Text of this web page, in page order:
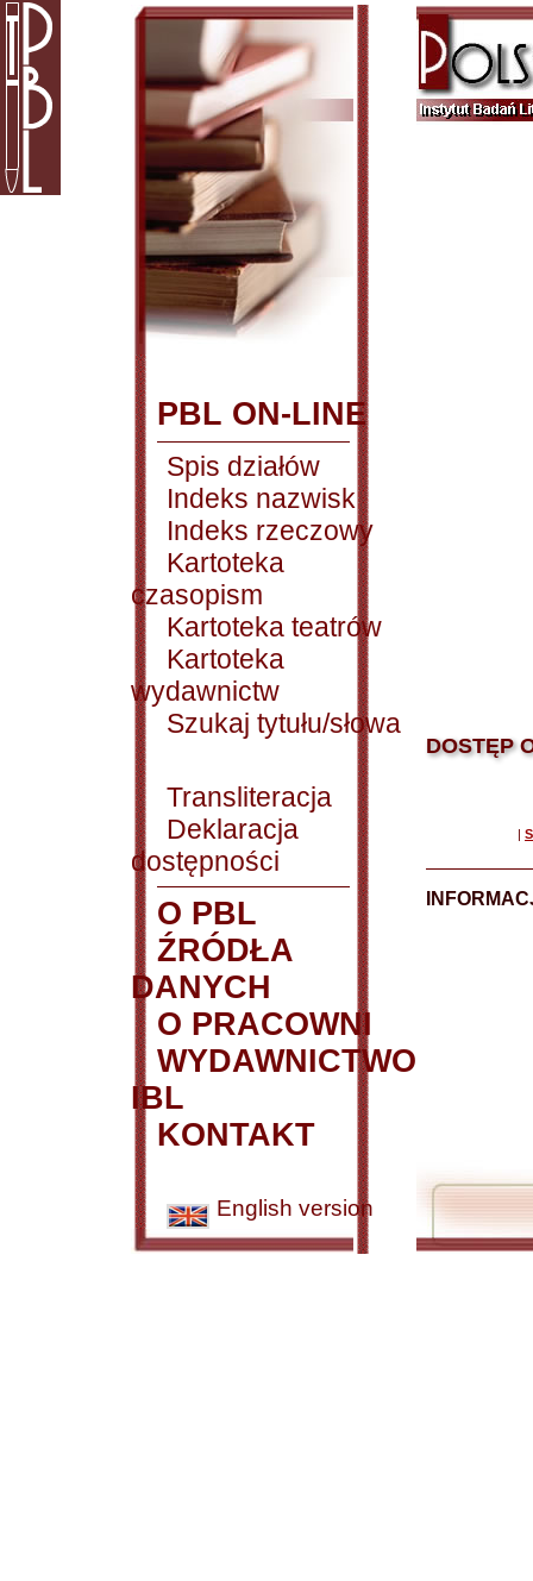
PBL ON-LINE
Spis działów
Indeks nazwisk
Indeks rzeczowy
Kartoteka
czasopism
Kartoteka teatrów
Kartoteka
wydawnictw
Szukaj tytułu/słowa
Transliteracja
Deklaracja
dostępności
O PBL
ŹRÓDŁA
DANYCH
O PRACOWNI
WYDAWNICTWO
IBL
KONTAKT
English version
DOSTĘP
|